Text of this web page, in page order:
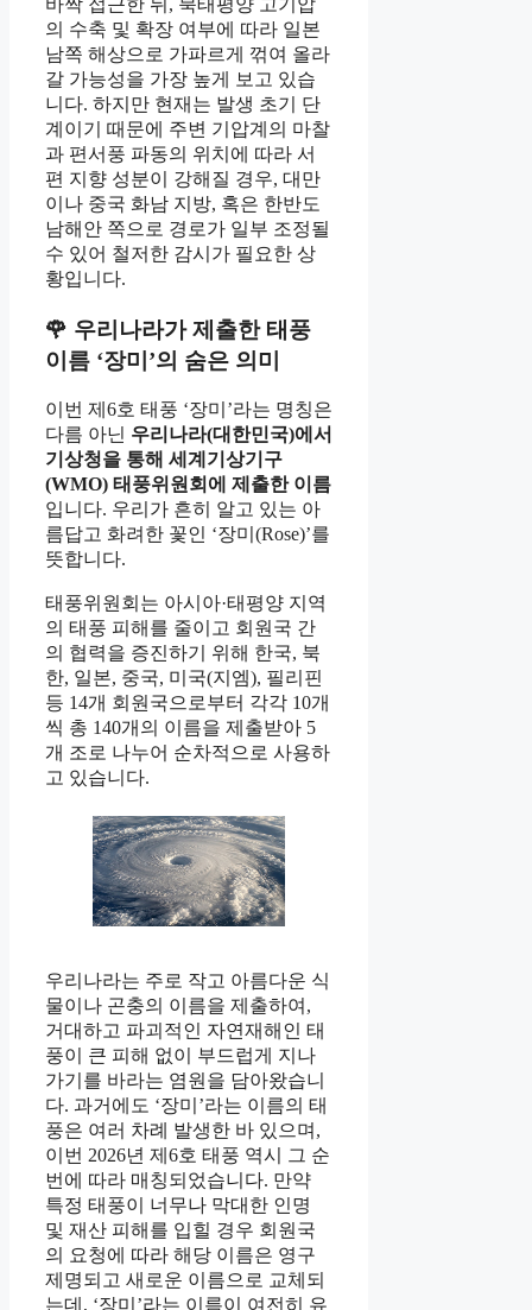
의 수축 및 확장 여부에 따라 일본
남쪽 해상으로 가파르게 꺾여 올라
갈 가능성을 가장 높게 보고 있습
니다. 하지만 현재는 발생 초기 단
계이기 때문에 주변 기압계의 마찰
과 편서풍 파동의 위치에 따라 서
편 지향 성분이 강해질 경우, 대만
이나 중국 화남 지방, 혹은 한반도
남해안 쪽으로 경로가 일부 조정될
수 있어 철저한 감시가 필요한 상
황입니다.
🌹 우리나라가 제출한 태풍
이름 ‘장미’의 숨은 의미
이번 제6호 태풍 ‘장미’라는 명칭은
다름 아닌 우리나라(대한민국)에서
기상청을 통해 세계기상기구
(WMO) 태풍위원회에 제출한 이름
입니다. 우리가 흔히 알고 있는 아
름답고 화려한 꽃인 ‘장미(Rose)’를
뜻합니다.
태풍위원회는 아시아·태평양 지역
의 태풍 피해를 줄이고 회원국 간
의 협력을 증진하기 위해 한국, 북
한, 일본, 중국, 미국(지엠), 필리핀
등 14개 회원국으로부터 각각 10개
씩 총 140개의 이름을 제출받아 5
개 조로 나누어 순차적으로 사용하
고 있습니다.
우리나라는 주로 작고 아름다운 식
물이나 곤충의 이름을 제출하여,
거대하고 파괴적인 자연재해인 태
풍이 큰 피해 없이 부드럽게 지나
가기를 바라는 염원을 담아왔습니
다. 과거에도 ‘장미’라는 이름의 태
풍은 여러 차례 발생한 바 있으며,
이번 2026년 제6호 태풍 역시 그 순
번에 따라 매칭되었습니다. 만약
특정 태풍이 너무나 막대한 인명
및 재산 피해를 입힐 경우 회원국
의 요청에 따라 해당 이름은 영구
제명되고 새로운 이름으로 교체되
는데, ‘장미’라는 이름이 여전히 유